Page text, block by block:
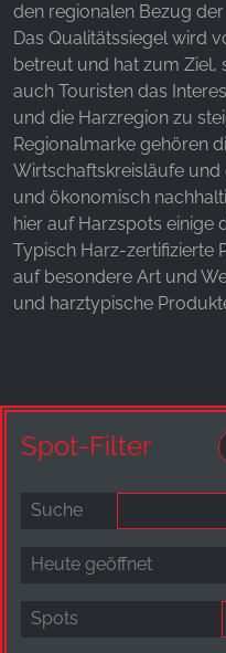
den regionalen Bezug
Das Qualitätssiegel wird
betreut und hat zum Ziel,
auch Touristen das
und die Harzregion zu
Regionalmarke gehören
Wirtschaftskreisläufe
und ökonomisch
hier auf Harzspots einige
Typisch Harz-zertifizierte
auf besondere Art und
und harztypische
Spot-Filter
Suche
Heute geöffnet
Spots